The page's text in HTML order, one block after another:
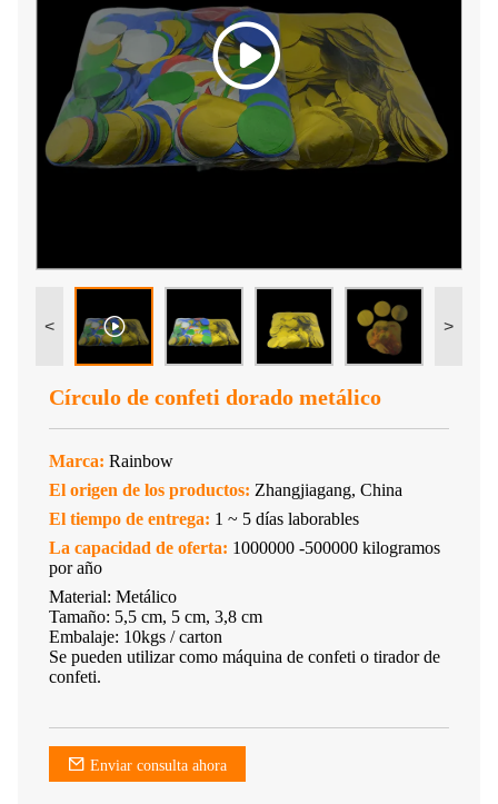
< >
Círculo de confeti dorado metálico
Marca: Rainbow
El origen de los productos: Zhangjiagang, China
El tiempo de entrega: 1 ~ 5 días laborables
La capacidad de oferta: 1000000 -500000 kilogramos
por año
Material: Metálico
Tamaño: 5,5 cm, 5 cm, 3,8 cm
Embalaje: 10kgs / carton
Se pueden utilizar como máquina de confeti o tirador de
confeti.
Enviar consulta ahora